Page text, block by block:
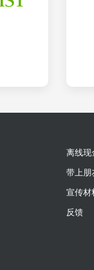
离线现
带上朋
宣传材
反馈